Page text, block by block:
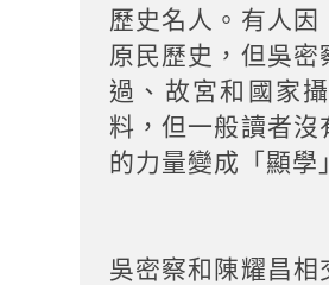
歷史名人。有人
原民歷史，但吳
過、故宮和國家
料，但一般讀者
的力量變成「顯學
吳密察和陳耀昌